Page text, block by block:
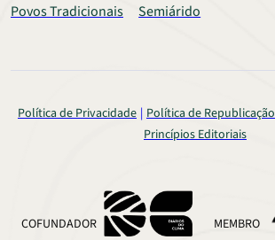
Povos Tradicionais
Semiárido
Política de Privacidade Política de Republicação
Princípios Editoriais
COFUNDADOR MEMBRO